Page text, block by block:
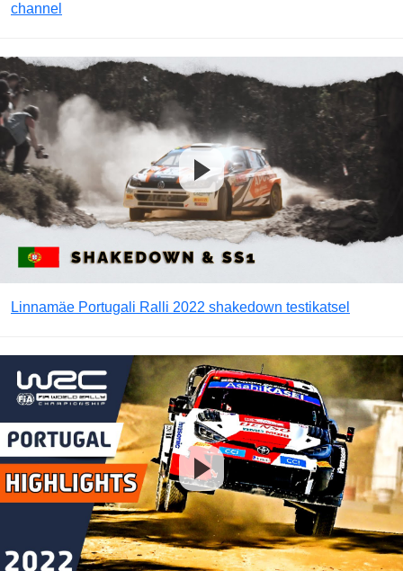
channel
Linnamäe Portugali Ralli 2022 shakedown testikatsel